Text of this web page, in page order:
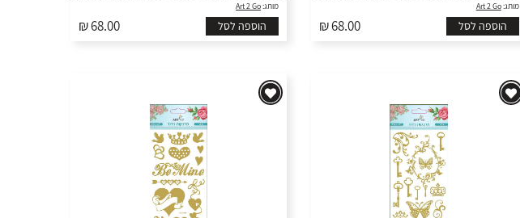
מותג:Art 2 Go
₪ 68.00 הוספה לסל
מותג:Art 2 Go
₪ 68.00 הוספה לסל